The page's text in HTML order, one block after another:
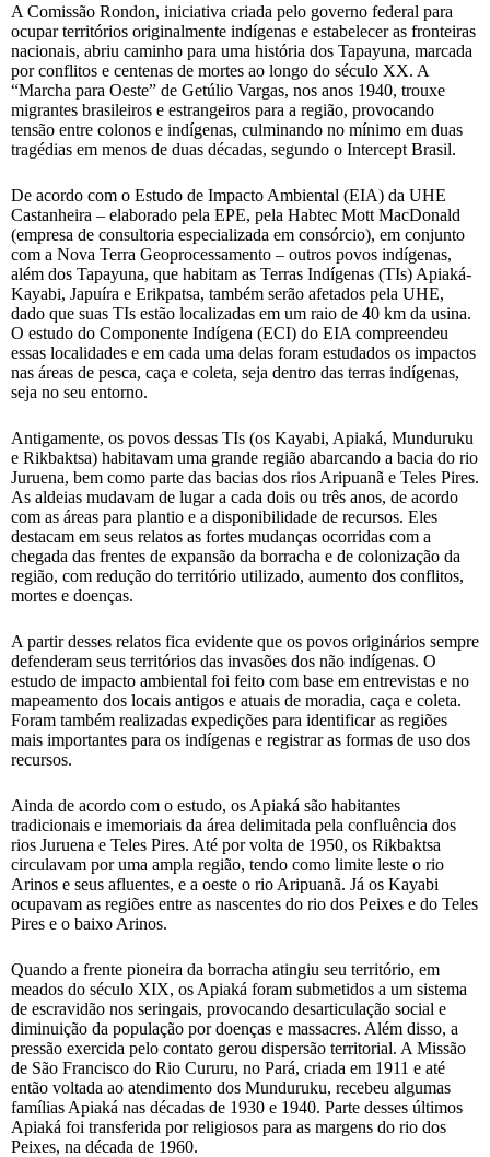
A Comissão Rondon, iniciativa criada pelo governo federal para
ocupar territórios originalmente indígenas e estabelecer as fronteiras
nacionais, abriu caminho para uma história dos Tapayuna, marcada
por conflitos e centenas de mortes ao longo do século XX. A
“Marcha para Oeste” de Getúlio Vargas, nos anos 1940, trouxe
migrantes brasileiros e estrangeiros para a região, provocando
tensão entre colonos e indígenas, culminando no mínimo em duas
tragédias em menos de duas décadas, segundo o Intercept Brasil.
De acordo com o Estudo de Impacto Ambiental (EIA) da UHE
Castanheira – elaborado pela EPE, pela Habtec Mott MacDonald
(empresa de consultoria especializada em consórcio), em conjunto
com a Nova Terra Geoprocessamento – outros povos indígenas,
além dos Tapayuna, que habitam as Terras Indígenas (TIs) Apiaká-
Kayabi, Japuíra e Erikpatsa, também serão afetados pela UHE,
dado que suas TIs estão localizadas em um raio de 40 km da usina.
O estudo do Componente Indígena (ECI) do EIA compreendeu
essas localidades e em cada uma delas foram estudados os impactos
nas áreas de pesca, caça e coleta, seja dentro das terras indígenas,
seja no seu entorno.
Antigamente, os povos dessas TIs (os Kayabi, Apiaká, Munduruku
e Rikbaktsa) habitavam uma grande região abarcando a bacia do rio
Juruena, bem como parte das bacias dos rios Aripuanã e Teles Pires.
As aldeias mudavam de lugar a cada dois ou três anos, de acordo
com as áreas para plantio e a disponibilidade de recursos. Eles
destacam em seus relatos as fortes mudanças ocorridas com a
chegada das frentes de expansão da borracha e de colonização da
região, com redução do território utilizado, aumento dos conflitos,
mortes e doenças.
A partir desses relatos fica evidente que os povos originários sempre
defenderam seus territórios das invasões dos não indígenas. O
estudo de impacto ambiental foi feito com base em entrevistas e no
mapeamento dos locais antigos e atuais de moradia, caça e coleta.
Foram também realizadas expedições para identificar as regiões
mais importantes para os indígenas e registrar as formas de uso dos
recursos.
Ainda de acordo com o estudo, os Apiaká são habitantes
tradicionais e imemoriais da área delimitada pela confluência dos
rios Juruena e Teles Pires. Até por volta de 1950, os Rikbaktsa
circulavam por uma ampla região, tendo como limite leste o rio
Arinos e seus afluentes, e a oeste o rio Aripuanã. Já os Kayabi
ocupavam as regiões entre as nascentes do rio dos Peixes e do Teles
Pires e o baixo Arinos.
Quando a frente pioneira da borracha atingiu seu território, em
meados do século XIX, os Apiaká foram submetidos a um sistema
de escravidão nos seringais, provocando desarticulação social e
diminuição da população por doenças e massacres. Além disso, a
pressão exercida pelo contato gerou dispersão territorial. A Missão
de São Francisco do Rio Cururu, no Pará, criada em 1911 e até
então voltada ao atendimento dos Munduruku, recebeu algumas
famílias Apiaká nas décadas de 1930 e 1940. Parte desses últimos
Apiaká foi transferida por religiosos para as margens do rio dos
Peixes, na década de 1960.